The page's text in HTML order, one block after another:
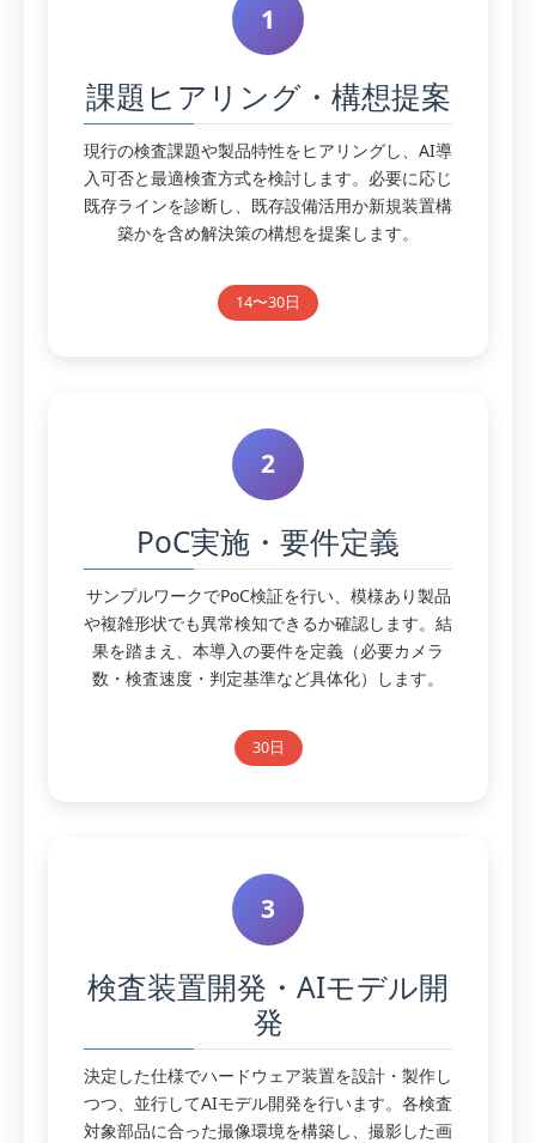
1
課題ヒアリング・構想提案
現行の検査課題や製品特性をヒアリングし、AI導
入可否と最適検査方式を検討します。必要に応じ
既存ラインを診断し、既存設備活用か新規装置構
築かを含め解決策の構想を提案します。
14〜30日
2
PoC実施・要件定義
サンプルワークでPoC検証を行い、模様あり製品
や複雑形状でも異常検知できるか確認します。結
果を踏まえ、本導入の要件を定義（必要カメラ
数・検査速度・判定基準など具体化）します。
30日
3
検査装置開発・AIモデル開
発
決定した仕様でハードウェア装置を設計・製作し
つつ、並行してAIモデル開発を行います。各検査
対象部品に合った撮像環境を構築し、撮影した画